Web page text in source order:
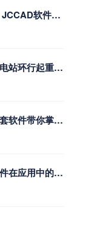
JCCAD软件桩筏筏
重机轮压时程分析
复杂建筑结构分析方
用中的问题解析讲义（十九）